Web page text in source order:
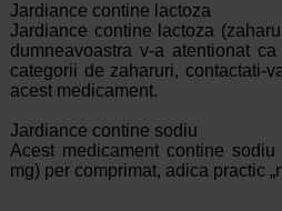
Jardiance contine lactoza
Jardiance contine lactoza
dumneavoastra v-a atentionat
categorii de zaharuri, contactati-
acest medicament.
Jardiance contine sodiu
Acest medicament contine
mg) per comprimat, adica practic